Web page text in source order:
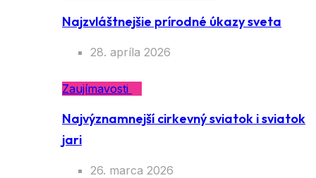
Najzvláštnejšie prírodné úkazy sveta
28. apríla 2026
Zaujímavosti
Najvýznamnejší cirkevný sviatok i sviatok
jari
26. marca 2026